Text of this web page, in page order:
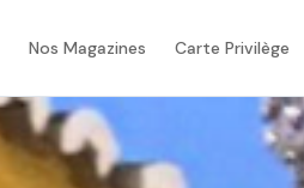
Nos Magazines Carte Privilège